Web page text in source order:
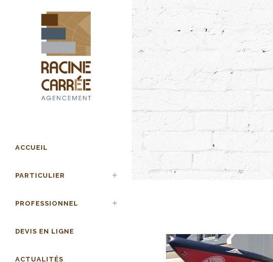
ACCUEIL
PARTICULIER
PROFESSIONNEL
DEVIS EN LIGNE
ACTUALITÉS